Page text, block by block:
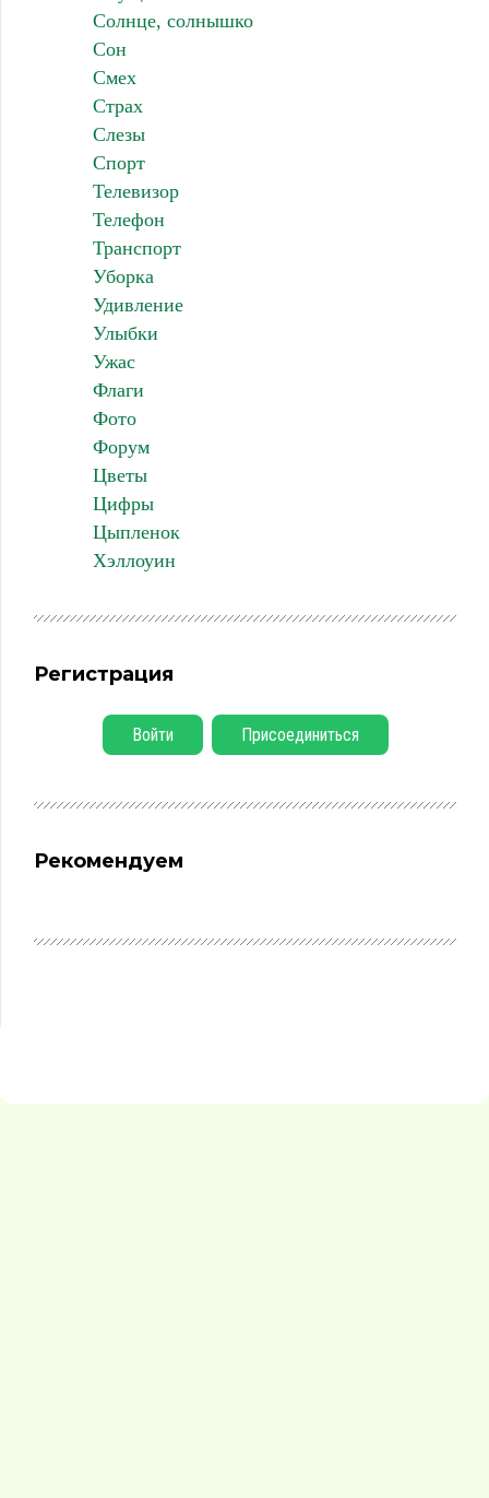
Солнце, солнышко
Сон
Смех
Страх
Слезы
Спорт
Телевизор
Телефон
Транспорт
Уборка
Удивление
Улыбки
Ужас
Флаги
Фото
Форум
Цветы
Цифры
Цыпленок
Хэллоуин
Регистрация
Войти Присоединиться
Рекомендуем